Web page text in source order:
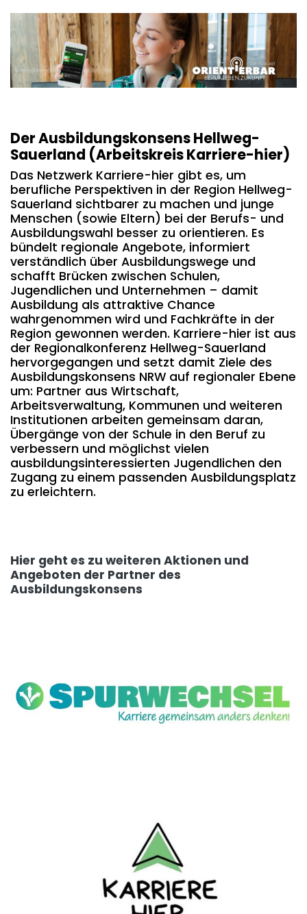
Der Ausbildungskonsens Hellweg-
Sauerland (Arbeitskreis Karriere-hier)
Das Netzwerk Karriere-hier gibt es, um
berufliche Perspektiven in der Region Hellweg-
Sauerland sichtbarer zu machen und junge
Menschen (sowie Eltern) bei der Berufs- und
Ausbildungswahl besser zu orientieren. Es
bündelt regionale Angebote, informiert
verständlich über Ausbildungswege und
schafft Brücken zwischen Schulen,
Jugendlichen und Unternehmen – damit
Ausbildung als attraktive Chance
wahrgenommen wird und Fachkräfte in der
Region gewonnen werden. Karriere-hier ist aus
der Regionalkonferenz Hellweg-Sauerland
hervorgegangen und setzt damit Ziele des
Ausbildungskonsens NRW auf regionaler Ebene
um: Partner aus Wirtschaft,
Arbeitsverwaltung, Kommunen und weiteren
Institutionen arbeiten gemeinsam daran,
Übergänge von der Schule in den Beruf zu
verbessern und möglichst vielen
ausbildungsinteressierten Jugendlichen den
Zugang zu einem passenden Ausbildungsplatz
zu erleichtern.
Hier geht es zu weiteren Aktionen und
Angeboten der Partner des
Ausbildungskonsens